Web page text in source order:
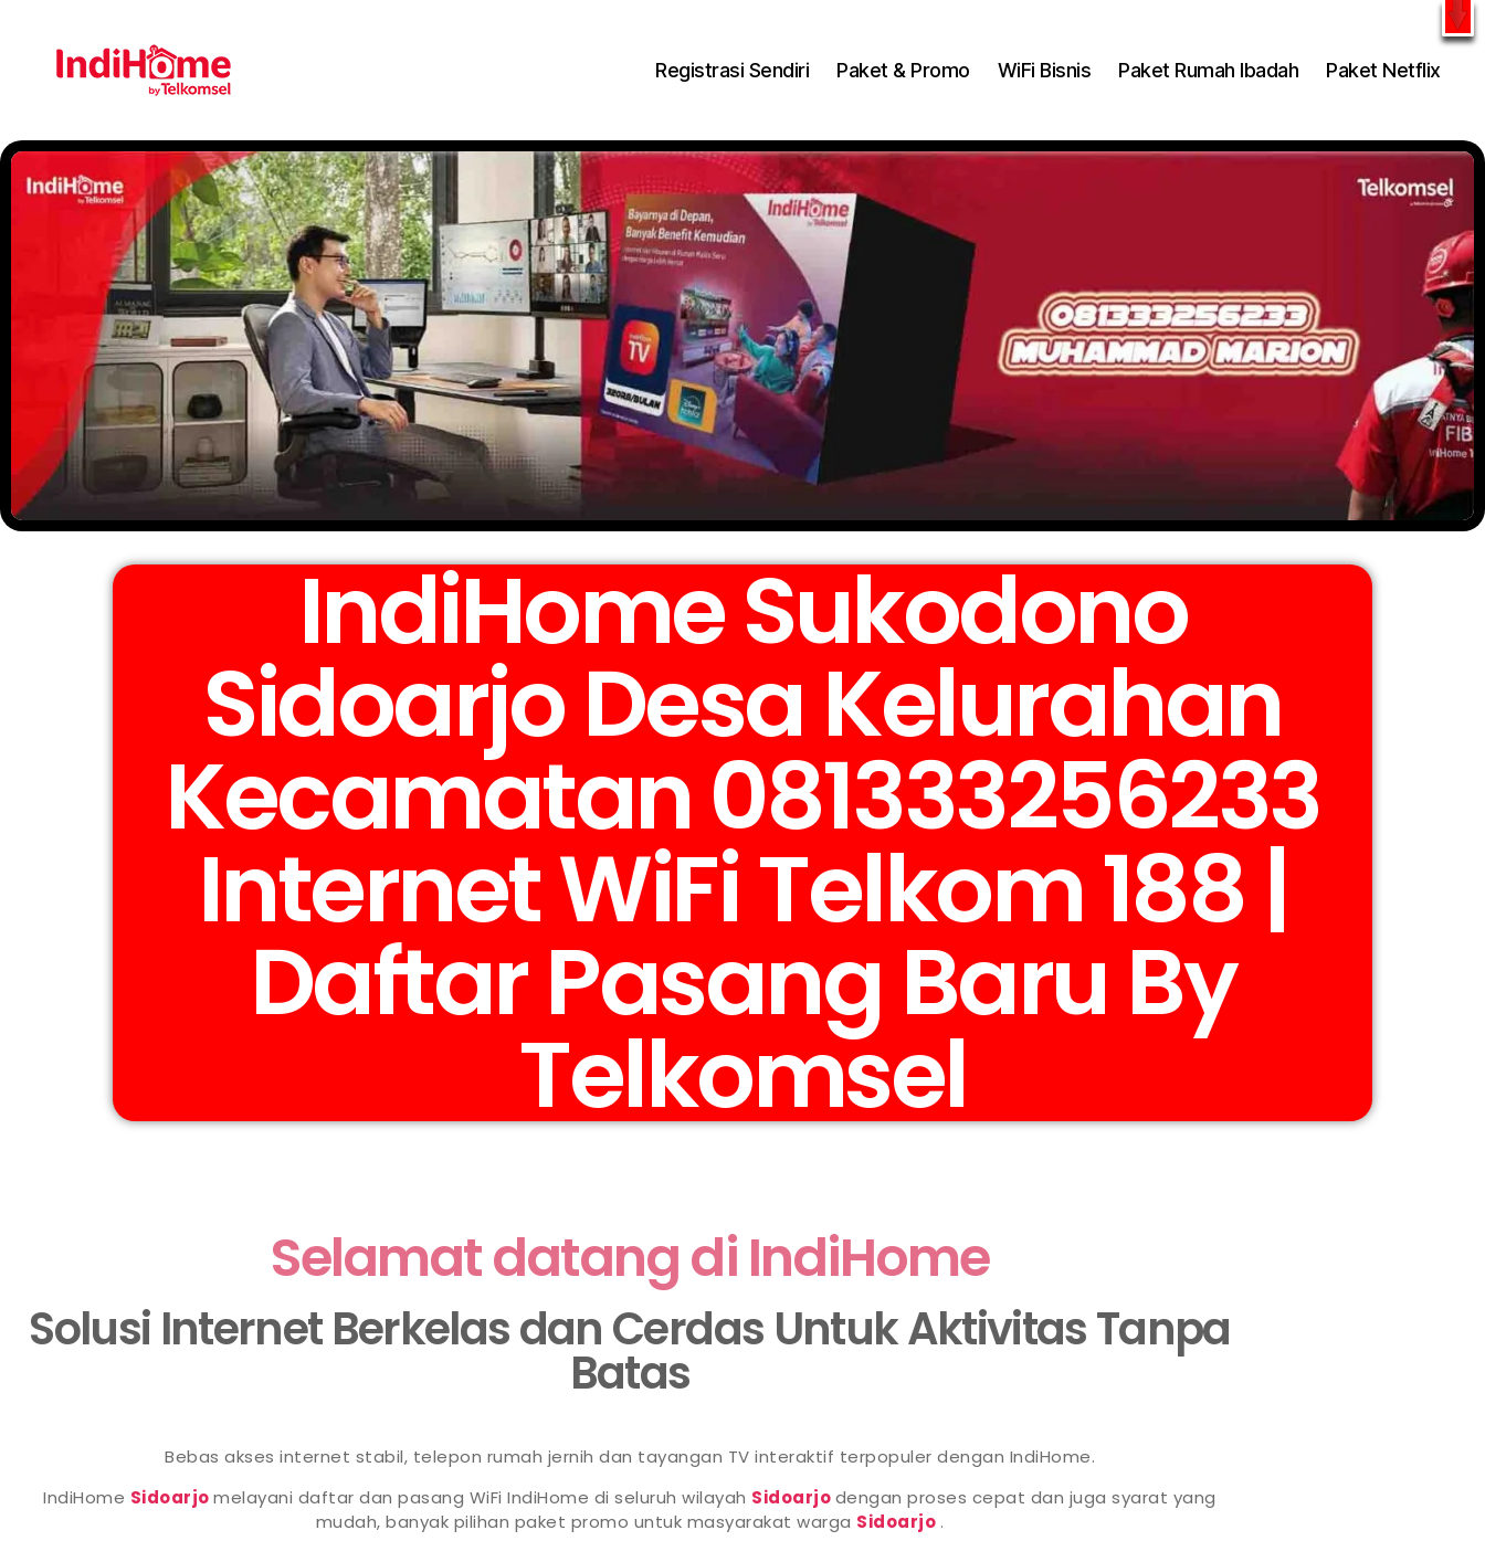
Registrasi Sendiri Paket & Promo WiFi Bisnis Paket Rumah Ibadah Paket Netflix
IndiHome Sukodono
Sidoarjo Desa Kelurahan
Kecamatan 081333256233
Internet WiFi Telkom 188 |
Daftar Pasang Baru By
Telkomsel
Selamat datang di IndiHome
Solusi Internet Berkelas dan Cerdas Untuk Aktivitas Tanpa
Batas
Bebas akses internet stabil, telepon rumah jernih dan tayangan TV interaktif terpopuler dengan IndiHome.
IndiHome Sidoarjo melayani daftar dan pasang WiFi IndiHome di seluruh wilayah Sidoarjodengan proses cepat dan juga syarat yang
mudah, banyak pilihan paket promo untuk masyarakat warga Sidoarjo .